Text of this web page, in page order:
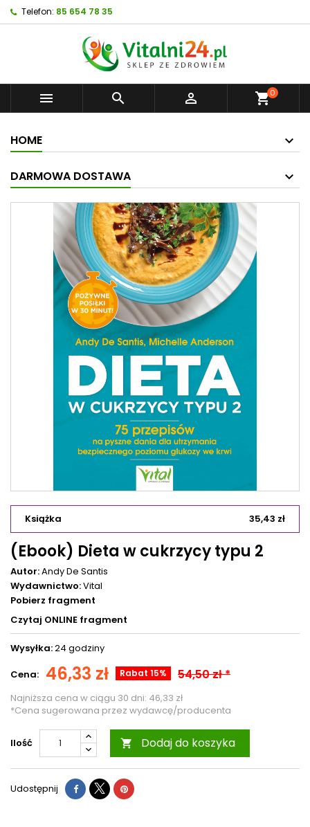
Telefon: 85 654 78 35
   shopping_cart0
HOME
DARMOWA DOSTAWA
Książka 35,43 zł
(Ebook) Dieta w cukrzycy typu 2
Autor:Andy De Santis
Wydawnictwo:Vital
Pobierz fragment
Czytaj ONLINE fragment
Wysyłka:24 godziny
Cena: 46,33 zł Rabat 15% 54,50 zł *
Najniższa cena w ciągu 30 dni: 46,33 zł
*Cena sugerowana przez wydawcę/producenta
Ilość  Dodaj do koszyka
Udostępnij